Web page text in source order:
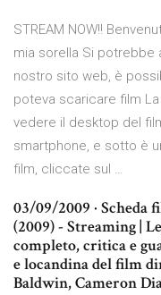
STREAM NOW!!
mia sorella Si potrebbe
nostro sito web, è
poteva scaricare film
vedere il desktop del
smartphone, e sotto è
film, cliccate sul …
03/09/2009 · Scheda
(2009) - Streaming |
completo, critica e
e locandina del film
Baldwin, Cameron